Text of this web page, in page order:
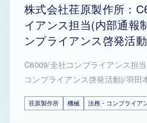
株式会社荏原製作所：
イアンス担当(内部通報
ンプライアンス啓発活
C6009/全社コンプライアンス担
コンプライアンス啓発活動)/羽田
荏原製作所 機械 法務・コンプライア